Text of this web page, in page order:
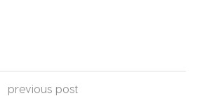
previous post